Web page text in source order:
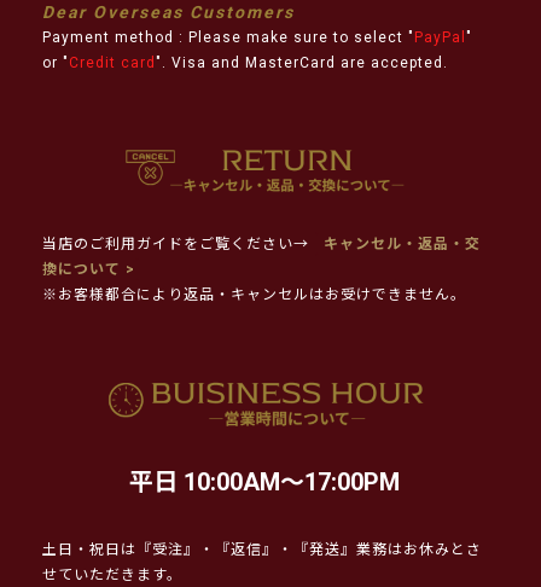
Dear Overseas Customers
Payment method : Please make sure to select " PayPal "
or " Credit card ". Visa and MasterCard are accepted.
当店のご利用ガイドをご覧ください→
キャンセル・返品・交
換について >
※お客様都合により返品・キャンセルはお受けできません。
平日 10:00AM～17:00PM
土日・祝日は『受注』・『返信』・『発送』業務はお休みとさ
せていただきます。